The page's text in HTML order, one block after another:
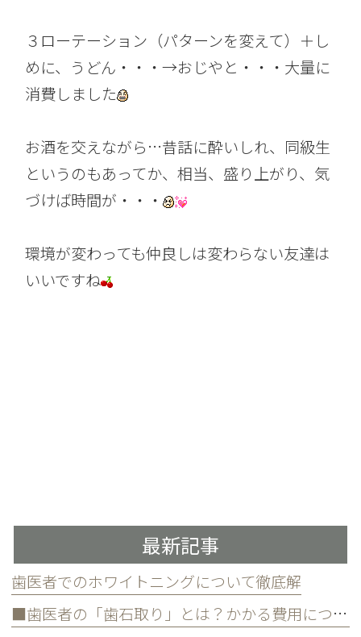
３ローテーション（パターンを変えて）＋し
めに、うどん・・・→おじやと・・・大量に
消費しました
お酒を交えながら…昔話に酔いしれ、同級生
というのもあってか、相当、盛り上がり、気
づけば時間が・・・
環境が変わっても仲良しは変わらない友達は
いいですね
最新記事
歯医者でのホワイトニングについて徹底解
■歯医者の「歯石取り」とは？かかる費用について